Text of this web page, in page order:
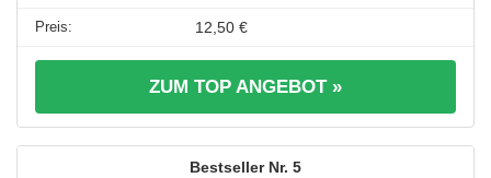
12,50 €
ZUM TOP ANGEBOT »
5